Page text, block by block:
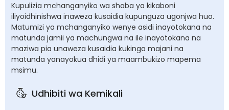
Kupulizia mchanganyiko wa shaba ya kikaboni
iliyoidhinishwa inaweza kusaidia kupunguza ugonjwa huo.
Matumizi ya mchanganyiko wenye asidi inayotokana na
matunda jamii ya machungwa na ile inayotokana na
maziwa pia unaweza kusaidia kukinga majani na
matunda yanayokua dhidi ya maambukizo mapema
msimu.
Udhibiti wa Kemikali